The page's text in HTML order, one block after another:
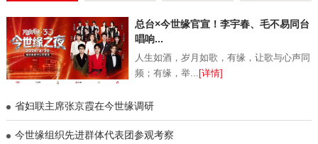
总台×今世缘官宣！李宇春、毛不易同台
唱响...
人生如酒，岁月如歌，有缘，让歌与心声同
频；有缘，举... [详情]
省妇联主席张京霞在今世缘调研
今世缘组织先进群体代表团参观考察